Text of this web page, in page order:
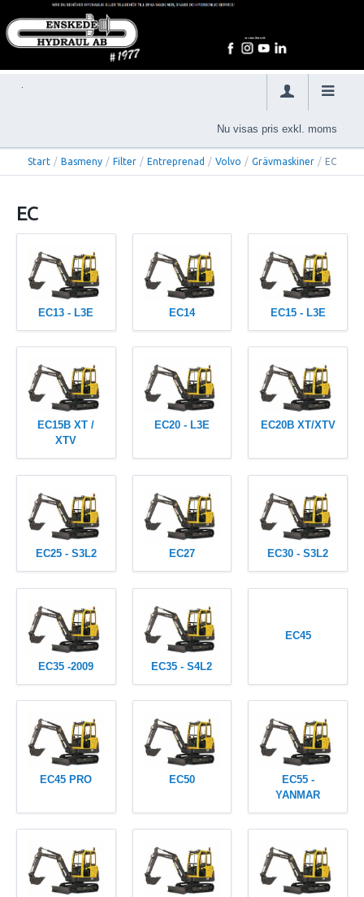
Nu visas pris exkl. moms
Start / Basmeny / Filter / Entreprenad / Volvo / Grävmaskiner / EC
EC
EC13 - L3E EC14 EC15 - L3E
EC15B XT /
XTV
EC20 - L3E EC20B XT/XTV
EC25 - S3L2 EC27 EC30 - S3L2
EC35 -2009 EC35 - S4L2
EC45
EC45 PRO EC50
EC55 -
YANMAR